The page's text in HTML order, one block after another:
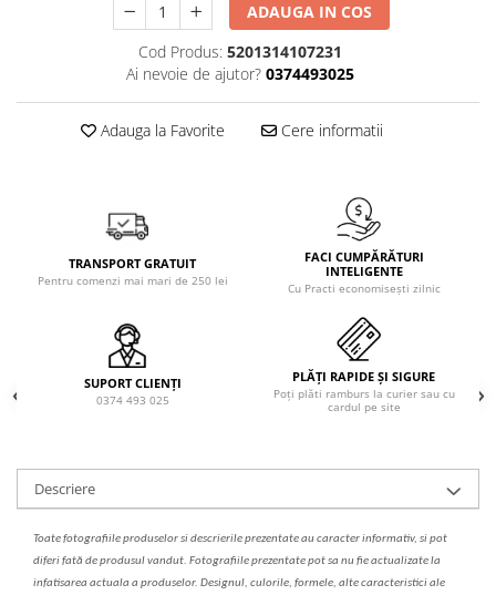
Solutie de indepartat rugina si
Tratament pentru par, conditioner
pentru par, masca de par
Vata demachianta
ADAUGA IN COS
Cod Produs: 5201314107231
Ai nevoie de ajutor? 0374493025
Adauga la Favorite Cere informatii
TRANSPORT GRATUIT
Pentru comenzi mai mari de 250 lei
FACI CUMPĂRĂTURI
INTELIGENTE
Cu Practi economisești zilnic
SUPORT CLIENȚI
0374 493 025
PLĂȚI RAPIDE ȘI SIGURE
Poți plăti ramburs la curier sau cu
cardul pe site
Descriere
Toate fotografiile produselorsidescrierileprezentate au caracter informativ, si pot
diferi fată de produsul vandut. Fotografiile prezentate pot sa nu fie actualizate la
infatisarea actuala a produselor. Designul, culorile, formele, alte caracteristici ale